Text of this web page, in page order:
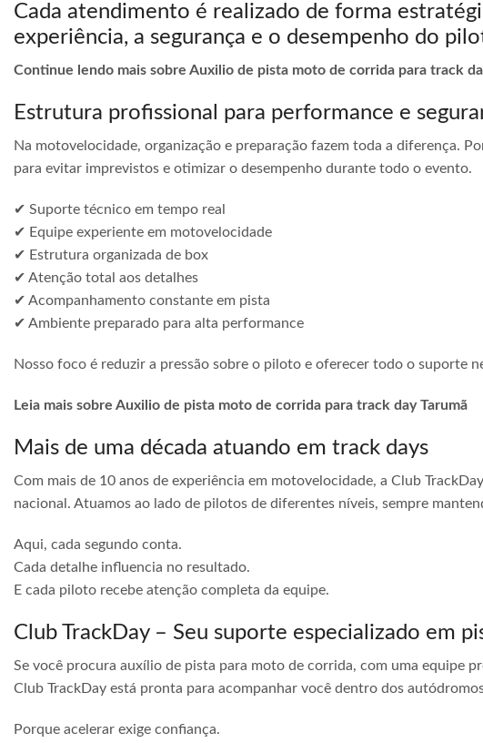
Cada atendimento é realizado de forma
experiência, a segurança e o desempenho do
Continue lendo mais sobre Auxilio de pista moto de corrida para track
Estrutura profissional para performance e
Na motovelocidade, organização e preparação fazem toda a diferença.
para evitar imprevistos e otimizar o desempenho durante todo o evento.
✔ Suporte técnico em tempo real
✔ Equipe experiente em motovelocidade
✔ Estrutura organizada de box
✔ Atenção total aos detalhes
✔ Acompanhamento constante em pista
✔ Ambiente preparado para alta performance
Nosso foco é reduzir a pressão sobre o piloto e oferecer todo o suporte
Leia mais sobre Auxilio de pista moto de corrida para track day Tarumã
Mais de uma década atuando em track days
Com mais de 10 anos de experiência em motovelocidade, a Club
nacional. Atuamos ao lado de pilotos de diferentes níveis, sempre
Aqui, cada segundo conta.
Cada detalhe influencia no resultado.
E cada piloto recebe atenção completa da equipe.
Club TrackDay – Seu suporte especializado em
Se você procura auxílio de pista para moto de corrida, com uma equipe
Club TrackDay está pronta para acompanhar você dentro dos
Porque acelerar exige confiança.